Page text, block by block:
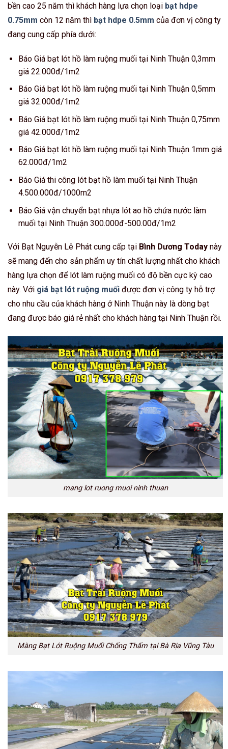
bền cao 25 năm thì khách hàng lựa chọn loại bạt hdpe
0.75mm còn 12 năm thì bạt hdpe 0.5mm của đơn vị công ty
đang cung cấp phía dưới:
Báo Giá bạt lót hồ làm ruộng muối tại Ninh Thuận 0,3mm
giá 22.000đ/1m2
Báo Giá bạt lót hồ làm ruộng muối tại Ninh Thuận 0,5mm
giá 32.000đ/1m2
Báo Giá bạt lót hồ làm ruộng muối tại Ninh Thuận 0,75mm
giá 42.000đ/1m2
Báo Giá bạt lót hồ làm ruộng muối tại Ninh Thuận 1mm giá
62.000đ/1m2
Báo Giá thi công lót bạt hồ làm muối tại Ninh Thuận
4.500.000đ/1000m2
Báo Giá vận chuyển bạt nhựa lót ao hồ chứa nước làm
muối tại Ninh Thuận 300.000đ-500.00đ/1m2
Với Bạt Nguyễn Lê Phát cung cấp tại Bình Dương Today này
sẽ mang đến cho sản phẩm uy tín chất lượng nhất cho khách
hàng lựa chọn để lót làm ruộng muối có độ bền cực kỳ cao
này. Với giá bạt lót ruộng muối được đơn vị công ty hỗ trợ
cho nhu cầu của khách hàng ở Ninh Thuận này là dòng bạt
đang được báo giá rẻ nhất cho khách hàng tại Ninh Thuận rồi.
mang lot ruong muoi ninh thuan
Màng Bạt Lót Ruộng Muối Chống Thấm tại Bà Rịa Vũng Tàu